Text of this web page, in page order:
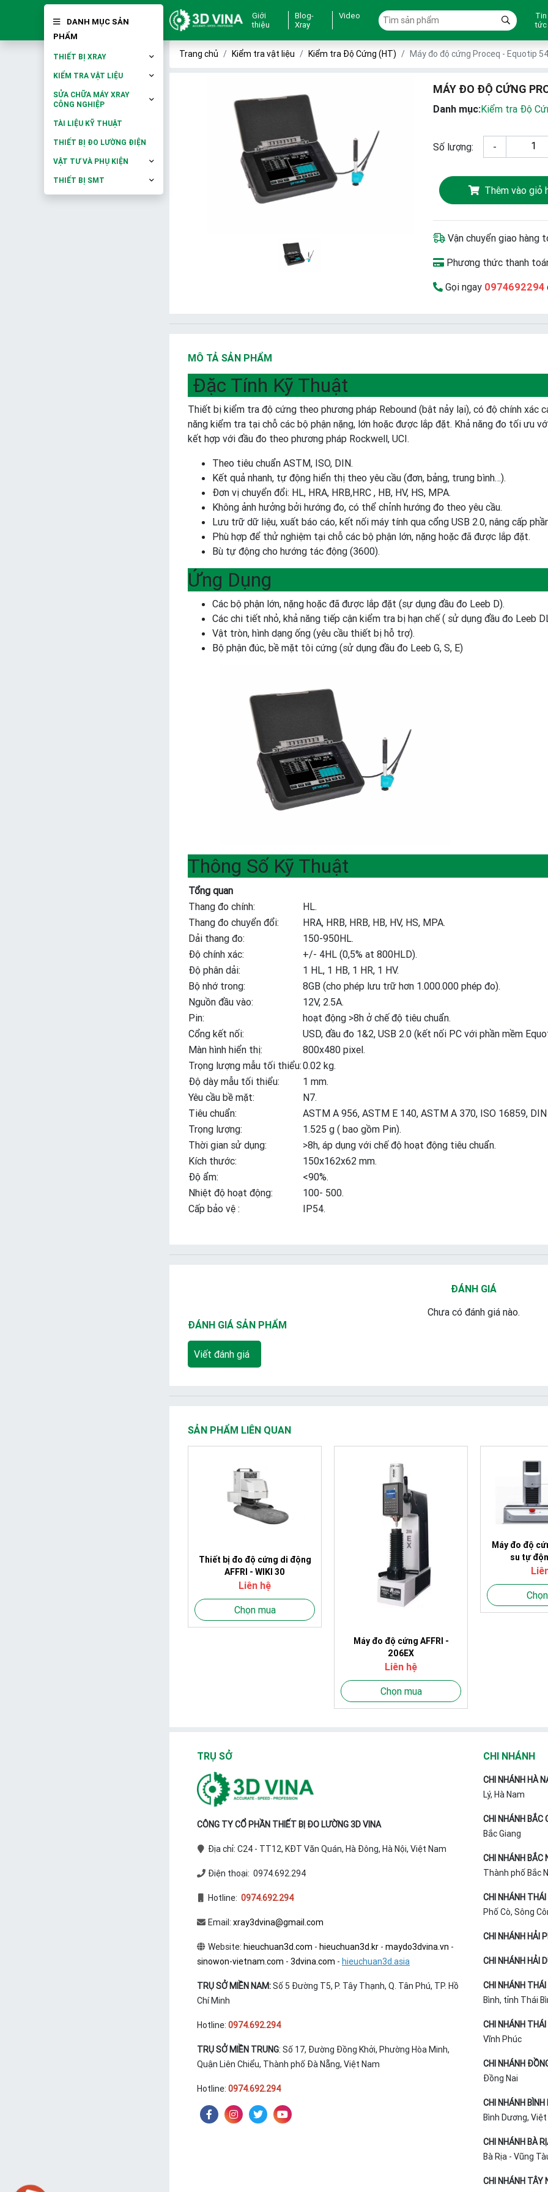
DANH MỤC SẢN
PHẨM
THIẾT BỊ XRAY
KIỂM TRA VẬT LIỆU
SỬA CHỮA MÁY XRAY
CÔNG NGHIỆP
TÀI LIỆU KỸ THUẬT
THIẾT BỊ ĐO LƯỜNG ĐIỆN
VẬT TƯ VÀ PHỤ KIỆN
THIẾT BỊ SMT
Giới
thiệu
Blog-
Xray
Video
Tin
tức
Trang chủ Kiểm tra vật liệu Kiểm tra Độ Cứng (HT) Máy đo độ cứng Proceq - Equotip
MÁY ĐO ĐỘ CỨNG
Danh mục:Kiểm tra Độ
Số lượng: -
Thêm vào giỏ
Vận chuyển giao hàng
Phương thức thanh
Gọi ngay 0974692294
MÔ TẢ SẢN PHẨM
Đặc Tính Kỹ Thuật
Thiết bị kiểm tra độ cứng theo phương pháp Rebound (bật nảy lại), có độ chính xác
năng kiểm tra tại chỗ các bộ phận nặng, lớn hoặc được lắp đặt. Khả năng đo tối ưu
kết hợp với đầu đo theo phương pháp Rockwell, UCI.
Theo tiêu chuẩn ASTM, ISO, DIN.
Kết quả nhanh, tự động hiển thị theo yêu cầu (đơn, bảng, trung bình…).
Đơn vị chuyển đổi: HL, HRA, HRB,HRC , HB, HV, HS, MPA.
Không ảnh hưởng bởi hướng đo, có thể chỉnh hướng đo theo yêu cầu.
Lưu trữ dữ liệu, xuất báo cáo, kết nối máy tính qua cổng USB 2.0, nâng cấp
Phù hợp để thử nghiệm tại chỗ các bộ phận lớn, nặng hoặc đã được lắp đặt.
Bù tự động cho hướng tác động (3600).
Ứng Dụng
Các bộ phận lớn, nặng hoặc đã được lắp đặt (sự dụng đầu đo Leeb D).
Các chi tiết nhỏ, khả năng tiếp cận kiểm tra bị hạn chế ( sử dụng đầu đo Leeb
Vật tròn, hình dạng ống (yêu cầu thiết bị hỗ trợ).
Bộ phận đúc, bề mặt tôi cứng (sử dụng đầu đo Leeb G, S, E)
Thông Số Kỹ Thuật
Tổng quan
Thang đo chính:
HL.
Thang đo chuyển đổi:
HRA, HRB, HRB, HB, HV, HS, MPA.
Dải thang đo:
150-950HL.
Độ chính xác:
+/- 4HL (0,5% at 800HLD).
Độ phân dải:
1 HL, 1 HB, 1 HR, 1 HV.
Bộ nhớ trong:
8GB (cho phép lưu trữ hơn 1.000.000 phép đo).
Nguồn đầu vào:
12V, 2.5A.
Pin:
hoạt động >8h ở chế độ tiêu chuẩn.
Cổng kết nối:
USD, đầu đo 1&2, USB 2.0 (kết nối PC với phần mềm
Màn hình hiển thị:
800x480 pixel.
Trọng lượng mẫu tối thiểu:0.02 kg.
Độ dày mẫu tối thiểu:
1 mm.
Yêu cầu bề mặt:
N7.
Tiêu chuẩn:
ASTM A 956, ASTM E 140, ASTM A 370, ISO 16859,
Trọng lượng:
1.525 g ( bao gồm Pin).
Thời gian sử dụng:
>8h, áp dụng với chế độ hoạt động tiêu chuẩn.
Kích thước:
150x162x62 mm.
Độ ẩm:
<90%.
Nhiệt độ hoạt động:
100- 500.
Cấp bảo vệ :
IP54.
ĐÁNH GIÁ
Chưa có đánh giá nào.
ĐÁNH GIÁ SẢN PHẨM
Viết đánh giá
SẢN PHẨM LIÊN QUAN
Thiết bị đo độ cứng di động
AFFRI - WIKI 30
Liên hệ
Chọn mua
Máy đo độ cứng AFFRI -
206EX
Liên hệ
Chọn mua
Máy đo độ
su tự
TRỤ SỞ
CÔNG TY CỔ PHẦN THIẾT BỊ ĐO LƯỜNG 3D VINA
Địa chỉ: C24 - TT12, KĐT Văn Quán, Hà Đông, Hà Nội, Việt Nam
Điện thoại: 0974.692.294
Hotline: 0974.692.294
Email: xray3dvina@gmail.com
Website: hieuchuan3d.com - hieuchuan3d.kr- maydo3dvina.vn -
sinowon-vietnam.com - 3dvina.com - hieuchuan3d.asia
TRỤ SỞ MIỀN NAM:Số 5 Đường T5, P. Tây Thạnh, Q. Tân Phú, TP. Hồ
Chí Minh
Hotline: 0974.692.294
TRỤ SỞ MIỀN TRUNG: Số 17, Đường Đồng Khởi, Phường Hòa Minh,
Quận Liên Chiểu, Thành phố Đà Nẵng, Việt Nam
Hotline: 0974.692.294
CHI NHÁNH
CHI NHÁNH HÀ
Lý, Hà Nam
CHI NHÁNH BẮC
Bắc Giang
CHI NHÁNH BẮC
Thành phố Bắc
CHI NHÁNH
Phố Cò, Sông
CHI NHÁNH HẢI
CHI NHÁNH HẢI
CHI NHÁNH
Bình, tỉnh Thái
CHI NHÁNH THÁI
Vĩnh Phúc
CHI NHÁNH
Đồng Nai
CHI NHÁNH BÌNH
Bình Dương,
CHI NHÁNH BÀ
Bà Rịa - Vũng
CHI NHÁNH TÂY